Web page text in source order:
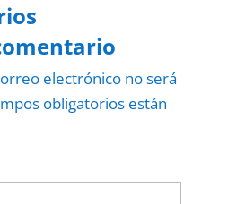
electrónico no será
obligatorios están